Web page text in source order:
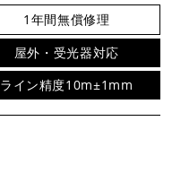
1年間無償修理
屋外・受光器対応
ライン精度10m±1mm